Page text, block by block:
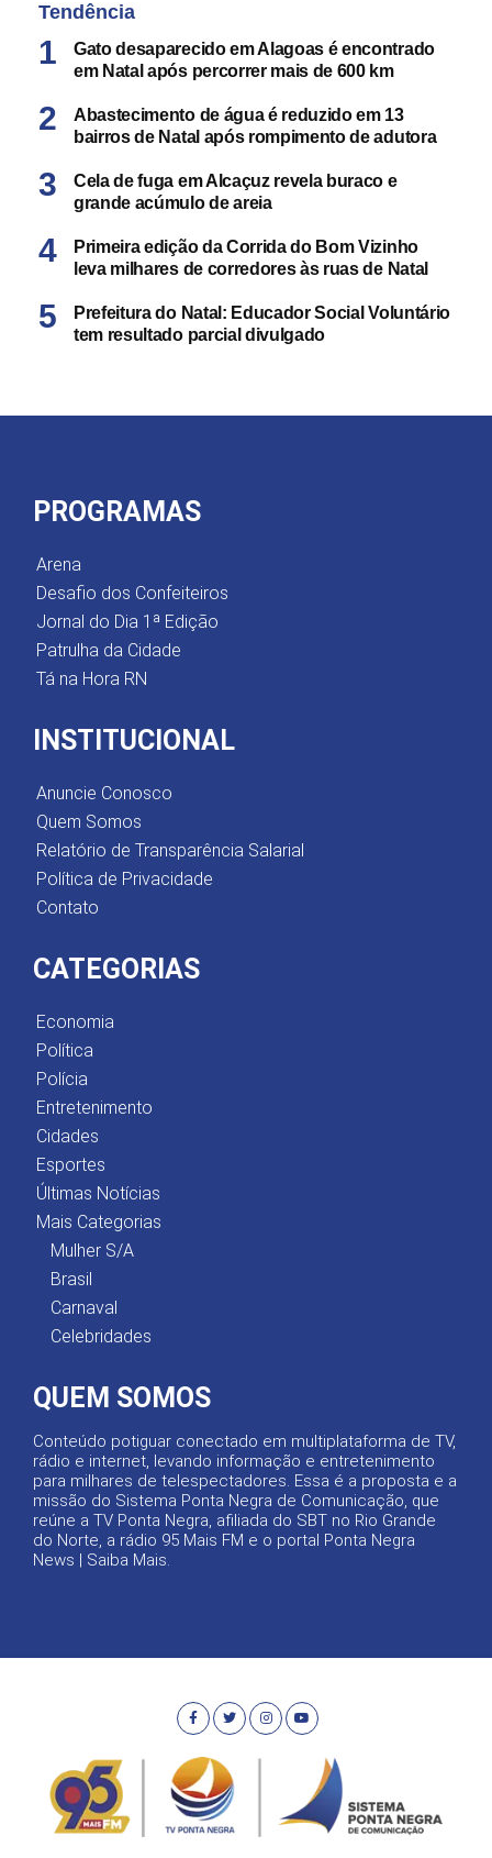
Tendência
Gato desaparecido em Alagoas é encontrado
em Natal após percorrer mais de 600 km
Abastecimento de água é reduzido em 13
bairros de Natal após rompimento de adutora
Cela de fuga em Alcaçuz revela buraco e
grande acúmulo de areia
Primeira edição da Corrida do Bom Vizinho
leva milhares de corredores às ruas de Natal
Prefeitura do Natal: Educador Social Voluntário
tem resultado parcial divulgado
PROGRAMAS
Arena
Desafio dos Confeiteiros
Jornal do Dia 1ª Edição
Patrulha da Cidade
Tá na Hora RN
INSTITUCIONAL
Anuncie Conosco
Quem Somos
Relatório de Transparência Salarial
Política de Privacidade
Contato
CATEGORIAS
Economia
Política
Polícia
Entretenimento
Cidades
Esportes
Últimas Notícias
Mais Categorias
Mulher S/A
Brasil
Carnaval
Celebridades
QUEM SOMOS
Conteúdo potiguar conectado em multiplataforma de TV,
rádio e internet, levando informação e entretenimento
para milhares de telespectadores. Essa é a proposta e a
missão do Sistema Ponta Negra de Comunicação, que
reúne a TV Ponta Negra, afiliada do SBT no Rio Grande
do Norte, a rádio 95 Mais FM e o portal Ponta Negra
News | Saiba Mais.